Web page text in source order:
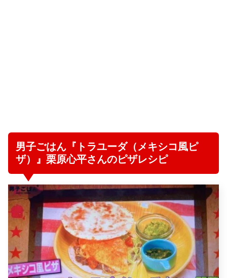
男子ごはん『トラユーダ（メキシコ風ピ
ザ）』栗原心平さんのピザレシピ